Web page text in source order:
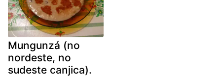
Mungunzá (no
nordeste, no
sudeste canjica).